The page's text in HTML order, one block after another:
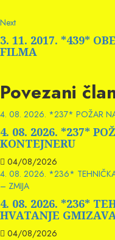
NextNext
post:
3. 11. 2017. *439*
FILMA
Povezani
4. 08. 2026. *237* POŽAR NA
4. 08. 2026. *237*
KONTEJNERU
04/08/2026
4. 08. 2026. *236* TEHNIČKA
– ZMIJA
4. 08. 2026. *236*
HVATANJE
04/08/2026